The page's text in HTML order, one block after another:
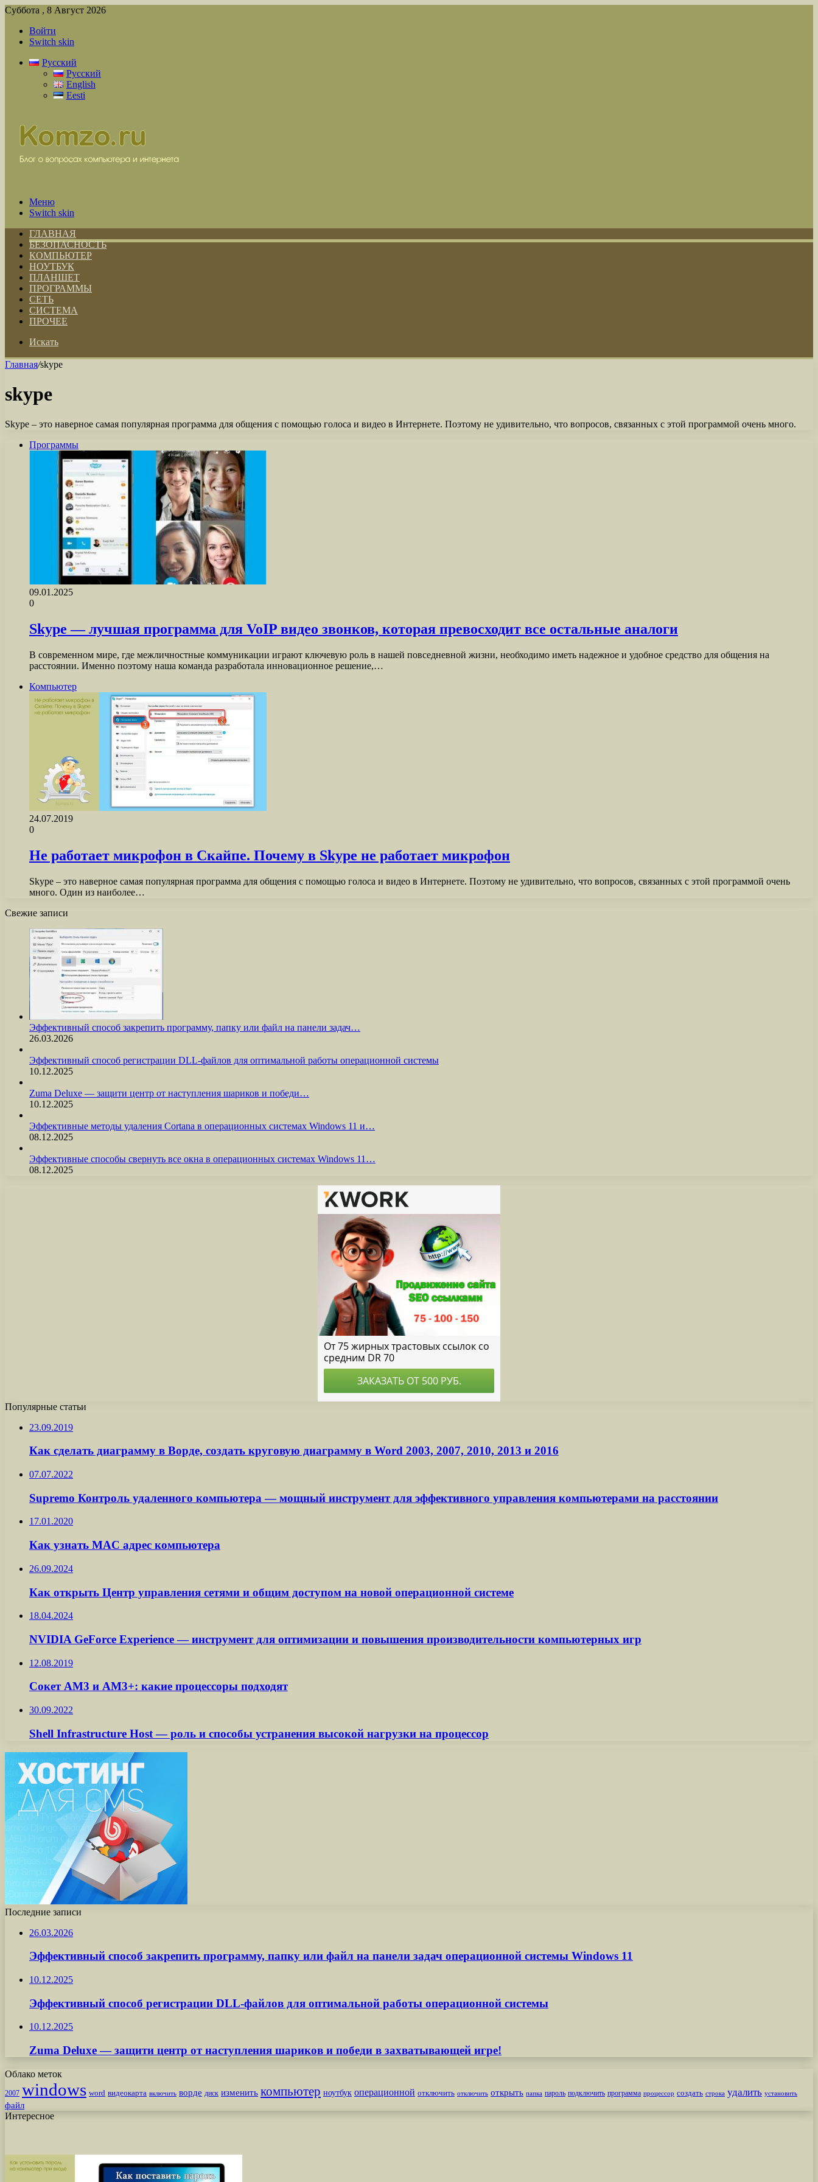
Суббота , 8 Август 2026
Войти
Switch skin
Русский
Русский
English
Eesti
Меню
Switch skin
ГЛАВНАЯ
БЕЗОПАСНОСТЬ
КОМПЬЮТЕР
НОУТБУК
ПЛАНШЕТ
ПРОГРАММЫ
СЕТЬ
СИСТЕМА
ПРОЧЕЕ
Искать
Главная/skype
skype
Skype – это наверное самая популярная программа для общения с помощью голоса и видео в Интернете. Поэтому не удивительно, что вопросов, связанных с этой программой очень много.
Программы
09.01.2025
0
Skype — лучшая программа для VoIP видео звонков, которая превосходит все остальные аналоги
В современном мире, где межличностные коммуникации играют ключевую роль в нашей повседневной жизни, необходимо иметь надежное и удобное средство для общения на
расстоянии. Именно поэтому наша команда разработала инновационное решение,…
Компьютер
24.07.2019
0
Не работает микрофон в Скайпе. Почему в Skype не работает микрофон
Skype – это наверное самая популярная программа для общения с помощью голоса и видео в Интернете. Поэтому не удивительно, что вопросов, связанных с этой программой очень
много. Один из наиболее…
Свежие записи
Эффективный способ закрепить программу, папку или файл на панели задач…
26.03.2026
Эффективный способ регистрации DLL-файлов для оптимальной работы операционной системы
10.12.2025
Zuma Deluxe — защити центр от наступления шариков и победи…
10.12.2025
Эффективные методы удаления Cortana в операционных системах Windows 11 и…
08.12.2025
Эффективные способы свернуть все окна в операционных системах Windows 11…
08.12.2025
Популярные статьи
23.09.2019
Как сделать диаграмму в Ворде, создать круговую диаграмму в Word 2003, 2007, 2010, 2013 и 2016
07.07.2022
Supremo Контроль удаленного компьютера — мощный инструмент для эффективного управления компьютерами на расстоянии
17.01.2020
Как узнать MAC адрес компьютера
26.09.2024
Как открыть Центр управления сетями и общим доступом на новой операционной системе
18.04.2024
NVIDIA GeForce Experience — инструмент для оптимизации и повышения производительности компьютерных игр
12.08.2019
Сокет AM3 и AM3+: какие процессоры подходят
30.09.2022
Shell Infrastructure Host — роль и способы устранения высокой нагрузки на процессор
Последние записи
26.03.2026
Эффективный способ закрепить программу, папку или файл на панели задач операционной системы Windows 11
10.12.2025
Эффективный способ регистрации DLL-файлов для оптимальной работы операционной системы
10.12.2025
Zuma Deluxe — защити центр от наступления шариков и победи в захватывающей игре!
Облако меток
2007 windows word видеокарта включить ворде диск изменить компьютер ноутбук операционной отключить отключить открыть папка пароль подключить программа процессор создать строка удалить установить
файл
Интересное